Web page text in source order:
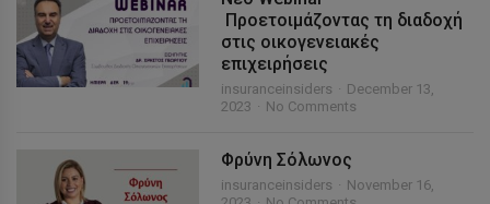
Προετοιμάζοντας τη διαδοχή
στις οικογενειακές
επιχειρήσεις
insuranceinsiders
December 13,
2023
No Comments
Φρύνη Σόλωνος
insuranceinsiders
November 16,